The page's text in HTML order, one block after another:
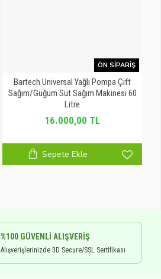
ÖN SIPARIŞ
Bartech Universal Yağlı Pompa Çift
Sağım/Güğüm Süt Sağım Makinesi 60
Litre
16.000,00 TL
Sepete Ekle
%100 GÜVENLI ALIŞVERIŞ
Alışverişlerinizde 3D Secure/SSL Sertifikası